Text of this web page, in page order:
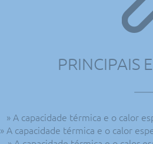
PRINCIPAIS
» A capacidade térmica e o calor
» A capacidade térmica e o calor